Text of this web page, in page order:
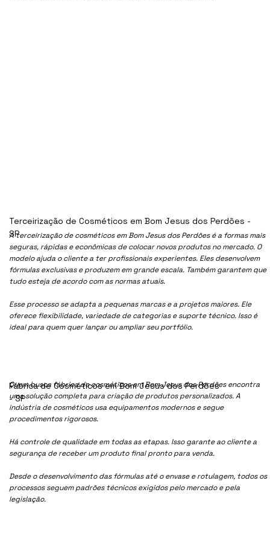
A terceirização de cosméticos em Bom Jesus dos Perdões é a formas mais
seguras, rápidas e econômicas de colocar novos produtos no mercado. O
modelo ajuda o cliente a ter profissionais experientes. Eles desenvolvem
fórmulas exclusivas e produzem em grande escala. Também garantem que
tudo esteja de acordo com as normas atuais.
Esse processo se adapta a pequenas marcas e a projetos maiores. Ele
oferece flexibilidade, variedade de categorias e suporte técnico. Isso é
ideal para quem quer lançar ou ampliar seu portfólio.
Quem busca fábrica de cosméticos em Bom Jesus dos Perdões encontra
uma solução completa para criação de produtos personalizados. A
indústria de cosméticos usa equipamentos modernos e segue
procedimentos rigorosos.
Há controle de qualidade em todas as etapas. Isso garante ao cliente a
segurança de receber um produto final pronto para venda.
Desde o desenvolvimento das fórmulas até o envase e rotulagem, todos os
processos seguem padrões técnicos exigidos pelo mercado e pela
legislação.
Fábrica de Cosméticos em Bom Jesus dos Perdões
- SP
Terceirização de Cosméticos em Bom Jesus dos Perdões -
SP